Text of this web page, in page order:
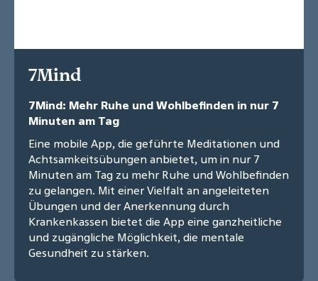
7Mind
7Mind: Mehr Ruhe und Wohlbefinden in nur 7
Minuten am Tag
Eine mobile App, die geführte Meditationen und
Achtsamkeitsübungen anbietet, um in nur 7
Minuten am Tag zu mehr Ruhe und Wohlbefinden
zu gelangen. Mit einer Vielfalt an angeleiteten
Übungen und der Anerkennung durch
Krankenkassen bietet die App eine ganzheitliche
und zugängliche Möglichkeit, die mentale
Gesundheit zu stärken.